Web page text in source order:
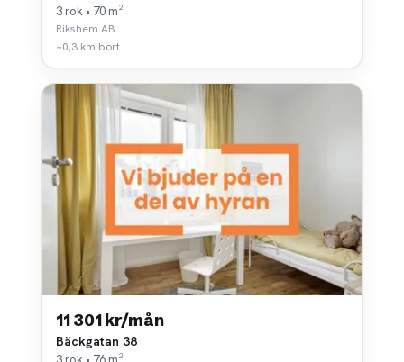
3 rok • 70 m²
Rikshem AB
~0,3 km bort
11 301 kr/mån
Bäckgatan 38